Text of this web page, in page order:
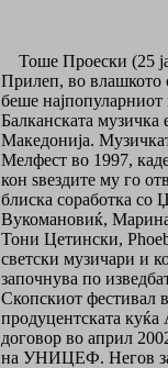
Тоше Проески (25
Прилеп, во влашкото
беше најпопуларниот
Балканската музичка
Македонија.
Мелфест во 1997,
кон ѕвездите му го
блиска соработка
Вукомановиќ,
Тони Цетински,
светски музичари и
започнува по
Скопскиот фестивал
продуцентската
договор во април
на УНИЦЕФ. Негов